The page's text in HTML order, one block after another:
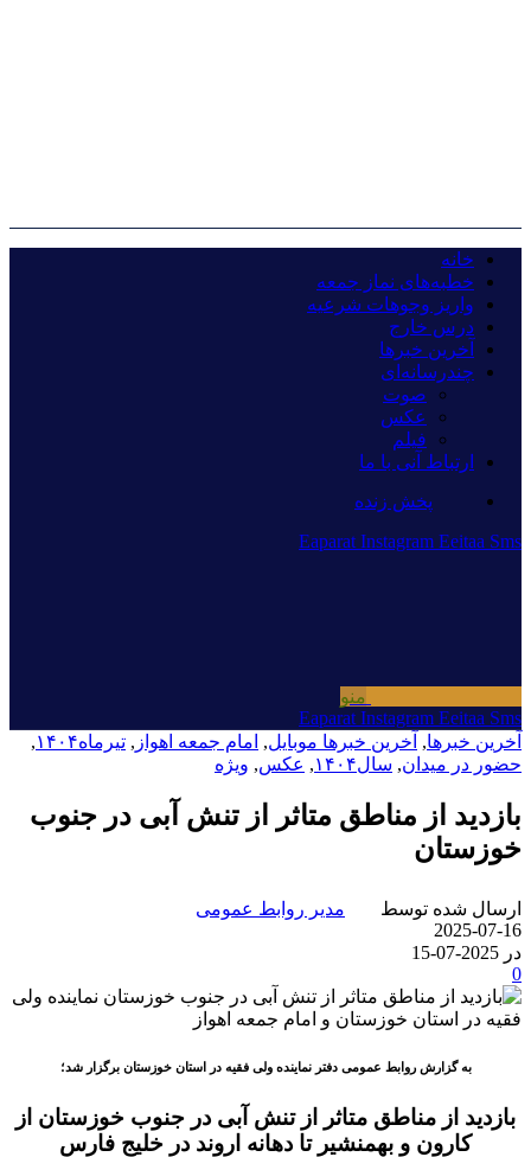
خانه
خطبه‌های نماز جمعه
واریز وجوهات شرعیه
درس خارج
آخرین خبرها
چندرسانه‌ای
صوت
عکس
فیلم
ارتباط آنی با ما
پخش زنده
Eaparat Instagram Eeitaa Sms
منو
Eaparat Instagram Eeitaa Sms
آخرین خبرها, آخرین خبرها موبایل, امام جمعه اهواز , تیرماه۱۴۰۴
,
حضور در میدان, سال۱۴۰۴ , عکس, ویژه
بازدید از مناطق متاثر از تنش آبی در جنوب
خوزستان
ارسال شده توسط
مدیر روابط عمومی
2025-07-16
در 2025-07-15
0
به گزارش روابط عمومی دفتر نماینده ولی فقیه در استان خوزستان برگزار شد؛
بازدید از مناطق متاثر از تنش آبی در جنوب خوزستان از
کارون و بهمنشیر تا دهانه اروند در خلیج فارس